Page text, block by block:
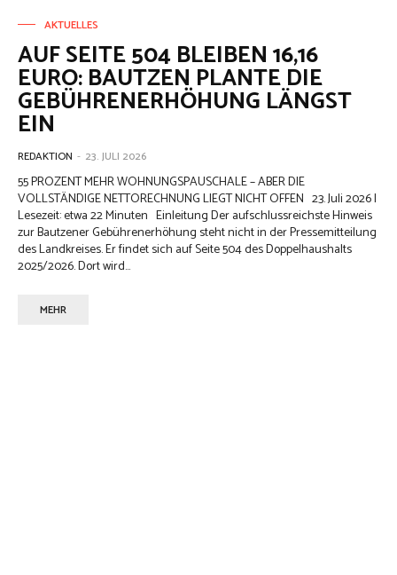
AKTUELLES
AUF SEITE 504 BLEIBEN 16,16
EURO: BAUTZEN PLANTE DIE
GEBÜHRENERHÖHUNG LÄNGST
EIN
REDAKTION - 23. JULI 2026
55 PROZENT MEHR WOHNUNGSPAUSCHALE – ABER DIE
VOLLSTÄNDIGE NETTORECHNUNG LIEGT NICHT OFFEN 23. Juli 2026 |
Lesezeit: etwa 22 Minuten Einleitung Der aufschlussreichste Hinweis
zur Bautzener Gebührenerhöhung steht nicht in der Pressemitteilung
des Landkreises. Er findet sich auf Seite 504 des Doppelhaushalts
2025/2026. Dort wird...
MEHR